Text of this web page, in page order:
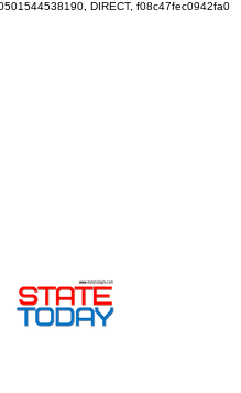
DIRECT, f08c47fec0942fa0